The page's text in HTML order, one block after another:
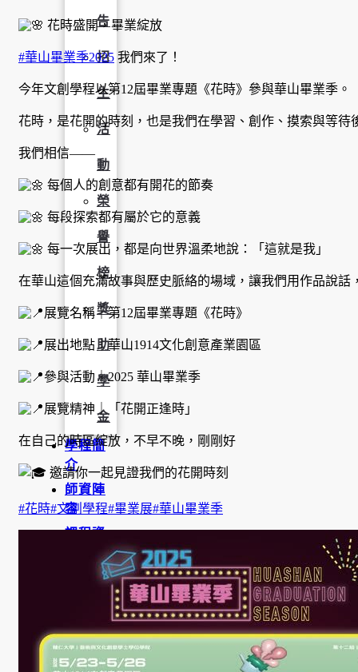
告
招
生
活
動
榮
譽
榜
獎
助
學
金
學程簡
介
師資陣
容
課程資
招生資
表
活動集
花時盛開，畢業綻放
#華山畢業季2025 我們來了！
今年文創學程以第12屆畢業專題《花時》參與華山畢業季。
花時，是花開的時刻，也是我們在學習、創作、摸索與等待
我們相信——
每個人的創意都有開花的節奏
每段探索都有屬於它的意義
每一次展出，都是向世界溫柔地說：「這就是我」
在華山這個充滿故事與歷史脈絡的場域，讓我們用作品說
展覽名稱｜第12屆畢業專題《花時》
展出地點｜華山1914文化創意產業園區
參與活動｜2025 華山畢業季
展覽精神｜「花開正逢時」
在自己的時區綻放，不早不晚，剛剛好
邀請你一起見證我們的花開時刻
#花時#文創學程#畢業展#華山畢業季